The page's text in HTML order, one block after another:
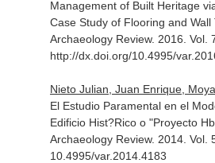
Management of Built Heritage
Case Study of Flooring and Wall
Archaeology Review. 2016. Vol.
http://dx.doi.org/10.4995/
Nieto Julian, Juan Enrique,
El Estudio Paramental en el
Edificio Hist?Rico o "Proyecto
Archaeology Review. 2014. Vol.
10.4995/var.2014.4183